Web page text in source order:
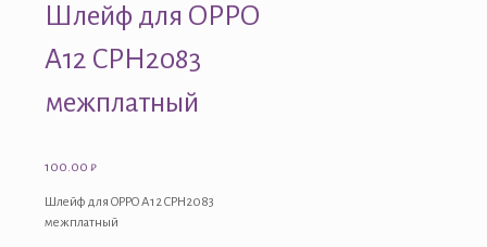
Шлейф для OPPO
A12 CPH2083
межплатный
100.00 ₽
Шлейф для OPPO A12 CPH2083
межплатный